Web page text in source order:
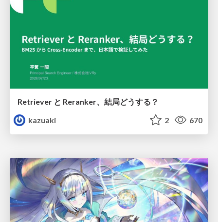
Retriever と Reranker、結局どうする？
kazuaki
2 670